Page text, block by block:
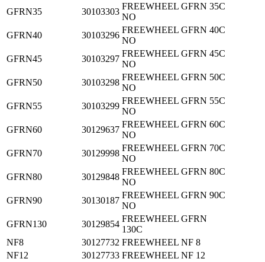
GFRN35
30103303
FREEWHEEL GFRN 35C
NO
GFRN40
30103296
FREEWHEEL GFRN 40C
NO
GFRN45
30103297
FREEWHEEL GFRN 45C
NO
GFRN50
30103298
FREEWHEEL GFRN 50C
NO
GFRN55
30103299
FREEWHEEL GFRN 55C
NO
GFRN60
30129637
FREEWHEEL GFRN 60C
NO
GFRN70
30129998
FREEWHEEL GFRN 70C
NO
GFRN80
30129848
FREEWHEEL GFRN 80C
NO
GFRN90
30130187
FREEWHEEL GFRN 90C
NO
GFRN130
30129854
FREEWHEEL GFRN
130C
NF8
30127732 FREEWHEEL NF 8
NF12
30127733 FREEWHEEL NF 12